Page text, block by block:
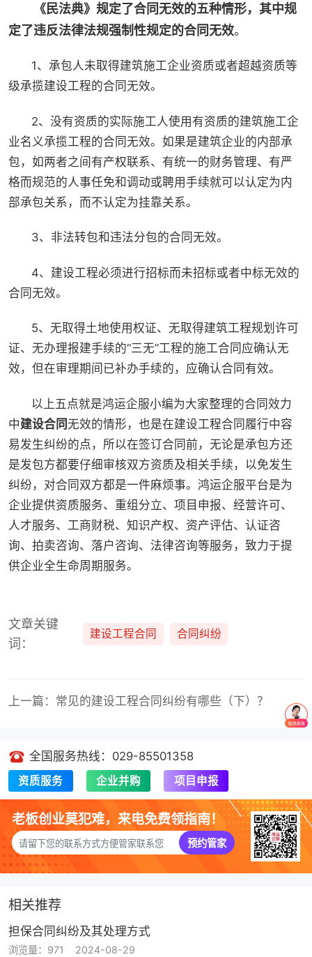
《民法典》规定了合同无效的五种情形，其中规
定了违反法律法规强制性规定的合同无效。
1、承包人未取得建筑施工企业资质或者超越资质等
级承揽建设工程的合同无效。
2、没有资质的实际施工人使用有资质的建筑施工企
业名义承揽工程的合同无效。如果是建筑企业的内部承
包，如两者之间有产权联系、有统一的财务管理、有严
格而规范的人事任免和调动或聘用手续就可以认定为内
部承包关系，而不认定为挂靠关系。
3、非法转包和违法分包的合同无效。
4、建设工程必须进行招标而未招标或者中标无效的
合同无效。
5、无取得土地使用权证、无取得建筑工程规划许可
证、无办理报建手续的“三无”工程的施工合同应确认无
效，但在审理期间已补办手续的，应确认合同有效。
以上五点就是鸿运企服小编为大家整理的合同效力
中建设合同无效的情形，也是在建设工程合同履行中容
易发生纠纷的点，所以在签订合同前，无论是承包方还
是发包方都要仔细审核双方资质及相关手续，以免发生
纠纷，对合同双方都是一件麻烦事。鸿运企服平台是为
企业提供资质服务、重组分立、项目申报、经营许可、
人才服务、工商财税、知识产权、资产评估、认证咨
询、拍卖咨询、落户咨询、法律咨询等服务，致力于提
供企业全生命周期服务。
文章关键
词：
建设工程合同 合同纠纷
上一篇：常见的建设工程合同纠纷有哪些（下）？
全国服务热线：029-85501358
资质服务 企业并购 项目申报
老板创业莫犯难，来电免费领指南！
预约管家
相关推荐
担保合同纠纷及其处理方式
浏览量：971 2024-08-29